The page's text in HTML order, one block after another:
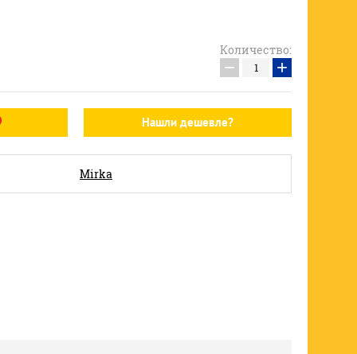
Количество:
− +
Нашли дешевле?
Mirka